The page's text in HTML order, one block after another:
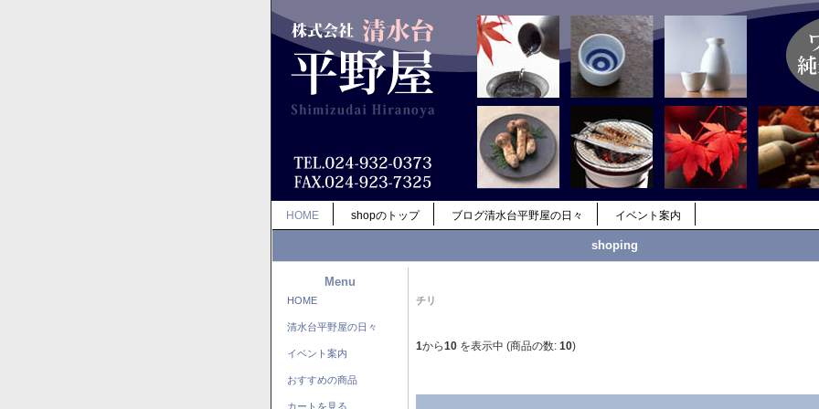
HOME shopのトップ ブログ清水台平野屋の日々 イベント案内
shoping
Menu
HOME
清水台平野屋の日々
イベント案内
おすすめの商品
カートを見る
チリ
1から10 を表示中 (商品の数: 10)